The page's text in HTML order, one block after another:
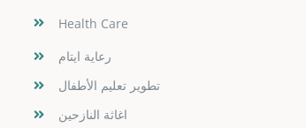
Health Care
رعاية ايتام
تطوير تعليم الأطفال
اغاثة النازحين